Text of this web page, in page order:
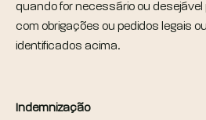
quando for necessário ou
com obrigações ou pedidos legais
identificados acima.
Indemnização